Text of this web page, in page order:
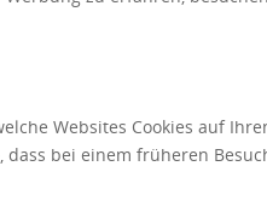
Websites Cookies auf
bei einem früheren